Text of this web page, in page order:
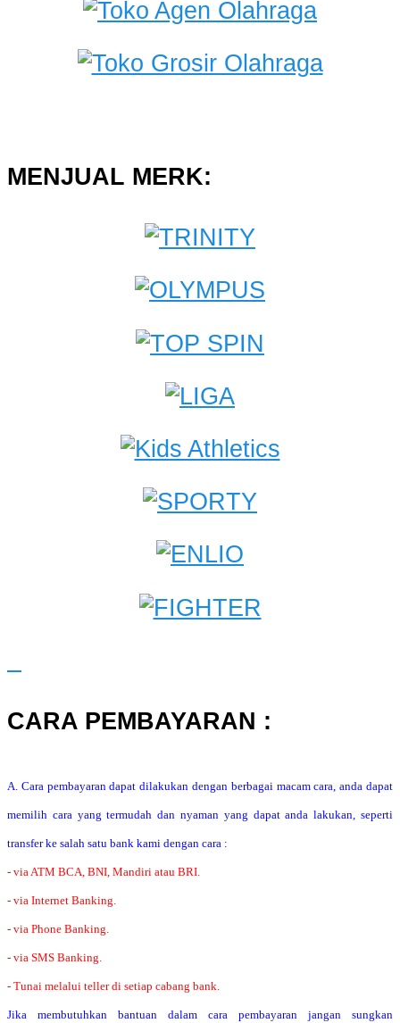
MENJUAL MERK:
CARA PEMBAYARAN :
A. Cara pembayaran dapat dilakukan dengan berbagai macam cara, anda dapat
memilih cara yang termudah dan nyaman yang dapat anda lakukan, seperti
transfer ke salah satu bank kami dengan cara :
- via ATM BCA, BNI, Mandiri atau BRI.
- via Internet Banking.
- via Phone Banking.
- via SMS Banking.
- Tunai melalui teller di setiap cabang bank.
Jika membutuhkan bantuan dalam cara pembayaran jangan sungkan